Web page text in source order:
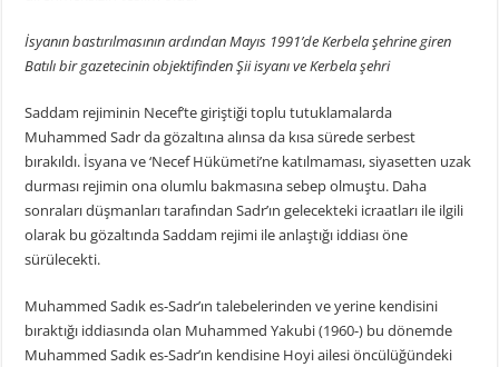
İsyanın bastırılmasının ardından Mayıs 1991’de Kerbela şehrine giren
Batılı bir gazetecinin objektifinden Şii isyanı ve Kerbela şehri
Saddam rejiminin Necef’te giriştiği toplu tutuklamalarda
Muhammed Sadr da gözaltına alınsa da kısa sürede serbest
bırakıldı. İsyana ve ‘Necef Hükümeti’ne katılmaması, siyasetten uzak
durması rejimin ona olumlu bakmasına sebep olmuştu. Daha
sonraları düşmanları tarafından Sadr’ın gelecekteki icraatları ile ilgili
olarak bu gözaltında Saddam rejimi ile anlaştığı iddiası öne
sürülecekti.
Muhammed Sadık es-Sadr’ın talebelerinden ve yerine kendisini
bıraktığı iddiasında olan Muhammed Yakubi (1960-) bu dönemde
Muhammed Sadık es-Sadr’ın kendisine Hoyi ailesi öncülüğündeki